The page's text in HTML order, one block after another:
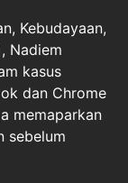
Kebudayaan,
Nadiem
kasus
dan Chrome
memaparkan
sebelum